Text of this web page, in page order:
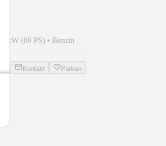
51 kW (69 PS) • Benzin
Kontakt Parken